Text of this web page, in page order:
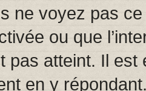
ne voyez pas
ou que
pas atteint. Il
en y